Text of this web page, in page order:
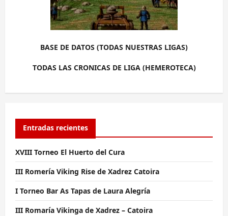
BASE DE DATOS (TODAS NUESTRAS LIGAS)
TODAS LAS CRONICAS DE LIGA (HEMEROTECA)
Entradas recientes
XVIII Torneo El Huerto del Cura
III Romería Viking Rise de Xadrez Catoira
I Torneo Bar As Tapas de Laura Alegría
III Romaría Vikinga de Xadrez – Catoira